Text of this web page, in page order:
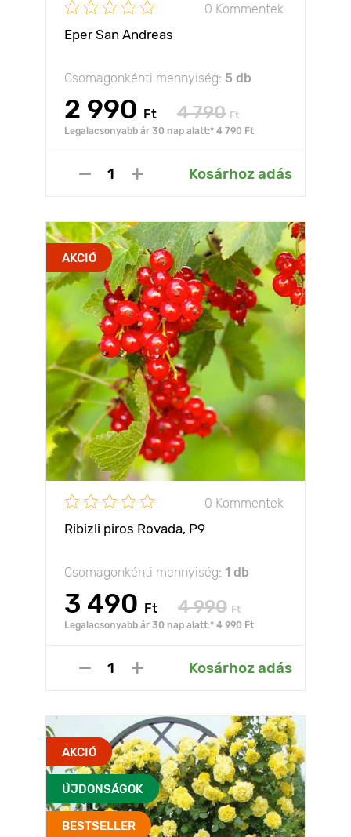
0 Kommentek
Eper San Andreas
Csomagonkénti mennyiség: 5 db
2 990 Ft 4 790 Ft
Legalacsonyabb ár 30 nap alatt:* 4 790 Ft
Kosárhoz adás
AKCIÓ
0 Kommentek
Ribizli piros Rovada, Р9
Csomagonkénti mennyiség: 1 db
3 490 Ft 4 990 Ft
Legalacsonyabb ár 30 nap alatt:* 4 990 Ft
Kosárhoz adás
AKCIÓ
ÚJDONSÁGOK
BESTSELLER